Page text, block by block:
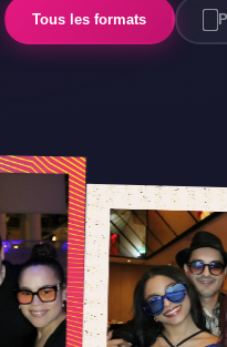
Tous les formats